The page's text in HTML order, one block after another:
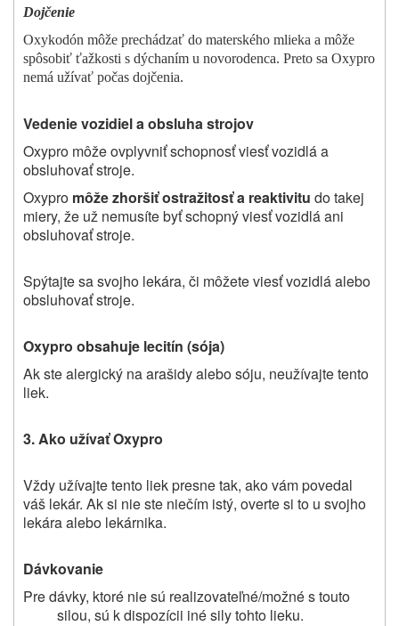
Dojčenie
Oxykodón môže prechádzať do materského mlieka a môže
spôsobiť ťažkosti s dýchaním u novorodenca. Preto sa Oxypro
nemá užívať počas dojčenia.
Vedenie vozidiel a obsluha strojov
Oxypro môže ovplyvniť schopnosť viesť vozidlá a
obsluhovať stroje.
Oxypro môže zhoršiť ostražitosť a reaktivitu do takej
miery, že už nemusíte byť schopný viesť vozidlá ani
obsluhovať stroje.
Spýtajte sa svojho lekára, či môžete viesť vozidlá alebo
obsluhovať stroje.
Oxypro obsahuje lecitín (sója)
Ak ste alergický na arašidy alebo sóju, neužívajte tento
liek.
3. Ako užívať Oxypro
Vždy užívajte tento liek presne tak, ako vám povedal
váš lekár. Ak si nie ste niečím istý, overte si to u svojho
lekára alebo lekárnika.
Dávkovanie
Pre dávky, ktoré nie sú realizovateľné/možné s touto
silou, sú k dispozícii iné sily tohto lieku.